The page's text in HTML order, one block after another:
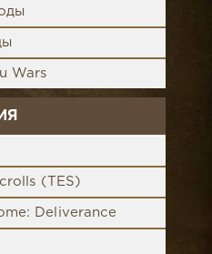
Wars
(TES)
Deliverance